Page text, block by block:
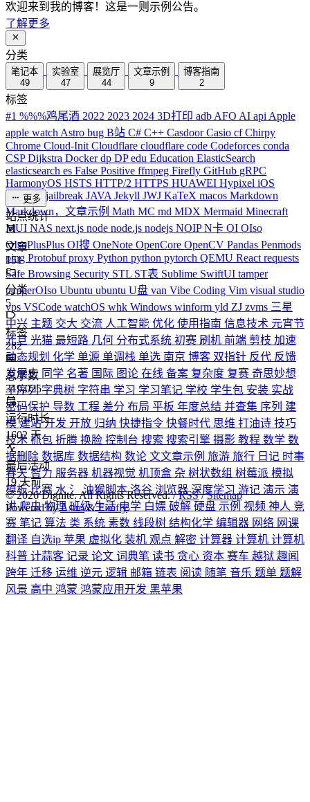
欢迎来到我的博客！这是一则示例公告。
了解更多
分类
笔记本
49
实验室
47
展览厅
44
文章示例
9
博客指南
2
标签
#1 %%%鸡尾酒 2022 2023 2024 3D打印 adb AFO AI api Apple
apple watch Astro bug B站 C# C++ CasdoorCasio cfChirpy
Chrome Cloud-Init Cloudflare cloudflare code Codeforces conda
CSPDijkstra Dockerdp DPedu Education ElasticSearch
elasticsearch es False Positive ffmpeg Firefly GitHub gRPC
HarmonyOS HSTS HTTP/2 HTTPS HUAWEI Hypixel iOS
iPhoneJ jailbreak JAVA Jekyll JWJ KaTeX macos Markdown
Markdown，文章示例 Math MC md MDX Mermaid Minecraft
MUI NAS next.js node node.js nodejs NOIPN卡 OI OIso
OIsoPlusPlus OI搜 OneNote OpenCore OpenCV Pandas Penmods
ping Protobufproxy Python python pytorch QEMU React requests
Safe Browsing Security STL ST表 Sublime SwiftUI tamper
tamperOIso Ubuntu ubuntu U盘 van Vibe Coding Vim visual studio
vps VSCode watchOS whk Windows winform yld ZJ zvms 三星
中兴 主题 交大 交流 人工智能 优化 使用指南 信息技术 元宵节
元旦 光猫 最短路 几何 分布式系统 初赛 刷机 前端 剪枝 加速
动态规划 化学 单源 单调栈 单选 南京 博客 双指针 反代 反馈
发展史 同学 名著 国际 图论 在线 备案 复杂度 复赛 奇思妙想
子序列字典树 字符串 学习 学习笔记 学校 学生包 安装 实战
密码保护 导数 工程 差分 布局 平板 年度总结 并查集 序列 建
模建站开发 开放 归纳 快捷指令 快餐时代 思维 打油诗 技巧
技术 抓包 折腾 换脸 控制台 搜索 搜索引擎 摄影 教程 数学 数
据删除 数据库 数据结构 数论 文文章示例 旅游 旅行 日记 时事
春天智力 服务器 机器视觉 机顶盒 杂 树状数组 树莓派 模拟
模板比赛 水氵油猴脚本洛谷 浏览器深度学习 游记 演示 演
讲爬虫物理班级生活电学 白嫖 破解 硬盘 示例 视频 神人 竞
赛 笔记 算法 类 系统 素数 线段树 结构化学 编辑器 网络 网课
翻译 自选ip 苹果 虚拟化 装机 观点 解密 计算器 计算机 计算机
科普 计蒜客 记录 论文 词典笔 读书 贪心 资本 赛车 越狱 趣闻
跨年 迁移 运维 逆元 逻辑 邮箱 链表 阅读 随笔 音乐 题单 题解
风景 高中 鸿蒙 鸿蒙应用开发 黑苹果
更多
站点统计
文章
151
分类
5
标签
282
总字数
319,025
运行时长
1602 天
最后活动
19 天前
©2026Dignite. All Rights Reserved. /RSS/Sitemap
Powered byAstro&Firefly